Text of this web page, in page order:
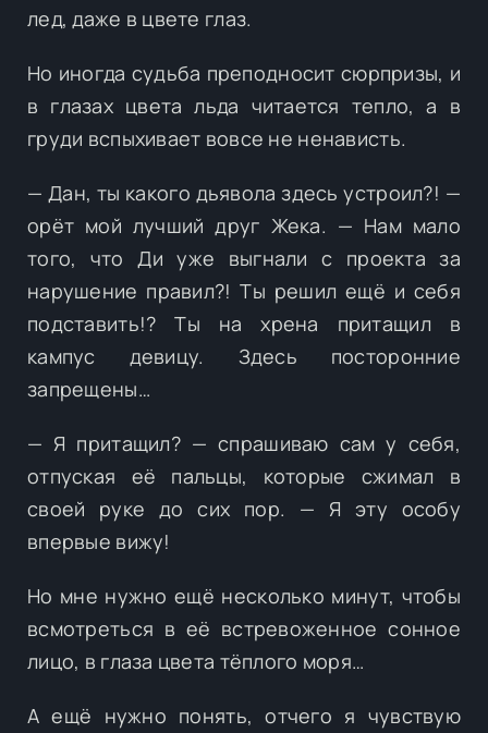
лед, даже в цвете глаз.
Но иногда судьба преподносит сюрпризы, и
в глазах цвета льда читается тепло, а в
груди вспыхивает вовсе не ненависть.
— Дан, ты какого дьявола здесь устроил?! —
орёт мой лучший друг Жека. — Нам мало
того, что Ди уже выгнали с проекта за
нарушение правил?! Ты решил ещё и себя
подставить!? Ты на хрена притащил в
кампус девицу. Здесь посторонние
запрещены…
— Я притащил? — спрашиваю сам у себя,
отпуская её пальцы, которые сжимал в
своей руке до сих пор. — Я эту особу
впервые вижу!
Но мне нужно ещё несколько минут, чтобы
всмотреться в её встревоженное сонное
лицо, в глаза цвета тёплого моря…
А ещё нужно понять, отчего я чувствую